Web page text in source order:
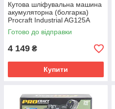
Кутова шліфувальна машина
акумуляторна (болгарка)
Procraft Industrial AG125A
Сумка
Готово до відправки
4 149 ₴
Купити